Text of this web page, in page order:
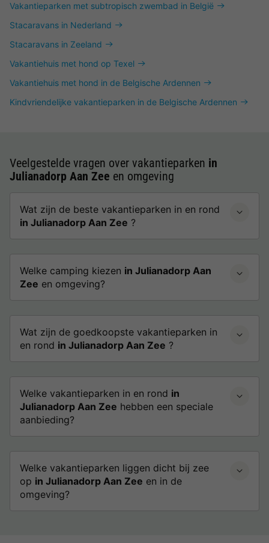
Vakantieparken met subtropisch zwembad in België
Stacaravans in Nederland
Stacaravans in Zeeland
Vakantiehuis met hond op Texel
Vakantiehuis met hond in de Belgische Ardennen
Kindvriendelijke vakantieparken in de Belgische Ardennen
Veelgestelde vragen over vakantieparken in
Julianadorp Aan Zee en omgeving
Wat zijn de beste vakantieparken in en rond
in Julianadorp Aan Zee ?
Welke camping kiezen in Julianadorp Aan
Zee en omgeving?
Wat zijn de goedkoopste vakantieparken in
en rond in Julianadorp Aan Zee ?
Welke vakantieparken in en rond in
Julianadorp Aan Zee hebben een speciale
aanbieding?
Welke vakantieparken liggen dicht bij zee
op in Julianadorp Aan Zee en in de
omgeving?